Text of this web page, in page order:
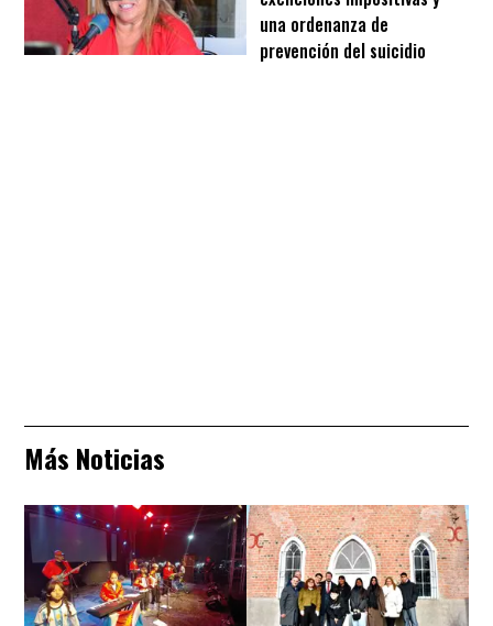
una ordenanza de
prevención del suicidio
Más Noticias